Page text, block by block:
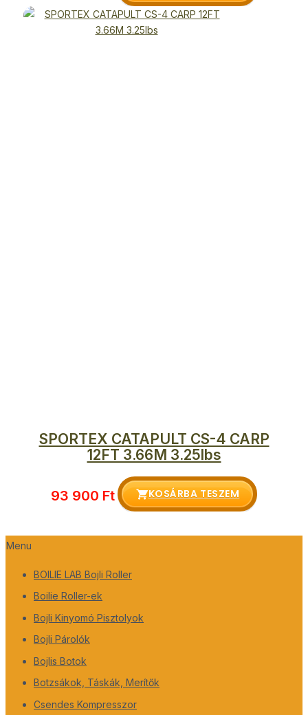
Menu
BOILIE LAB Bojli Roller
Boilie Roller-ek
Bojli Kinyomó Pisztolyok
Bojli Párolók
Bojlis Botok
Botzsákok, Táskák, Merítők
Csendes Kompresszor
SPORTEX CATAPULT CS-4 CARP
12FT 3.66M 3.25lbs
93 900 Ft KOSÁRBA TESZEM